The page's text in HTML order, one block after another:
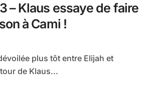
– Klaus essaye de faire
à Cami !
de Klaus...